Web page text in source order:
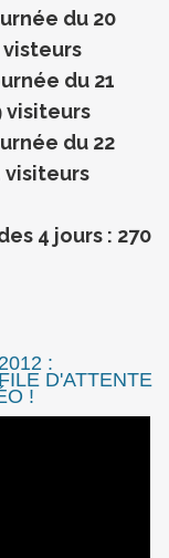
du 20
visteurs
du 21
visiteurs
du 22
visiteurs
4 jours : 270
:
D'ATTENTE
!